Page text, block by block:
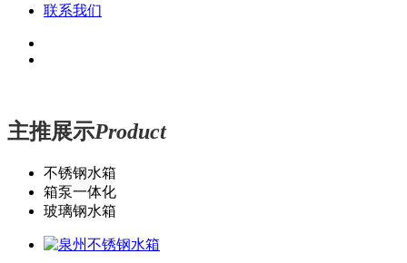
联系我们
主推展示Product
不锈钢水箱
箱泵一体化
玻璃钢水箱